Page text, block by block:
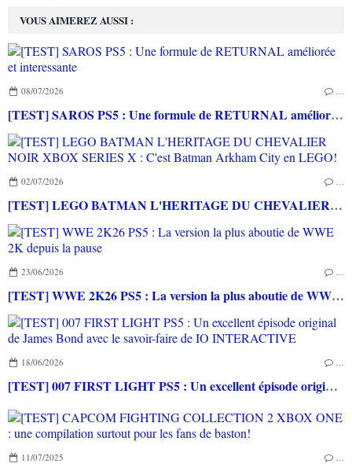
VOUS AIMEREZ AUSSI :
08/07/2026 …
[TEST] SAROS PS5 : Une formule de RETURNAL améliorée et interessante
02/07/2026 …
[TEST] LEGO BATMAN L'HERITAGE DU CHEVALIER NOIR XBOX SERIES X : C'est Batman Arkham City en LEGO!
23/06/2026 …
[TEST] WWE 2K26 PS5 : La version la plus aboutie de WWE 2K depuis la pause
18/06/2026 …
[TEST] 007 FIRST LIGHT PS5 : Un excellent épisode original de James Bond avec le savoir-faire de IO INTERACTIVE
11/07/2025 …